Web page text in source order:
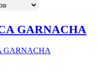
GARNACHA